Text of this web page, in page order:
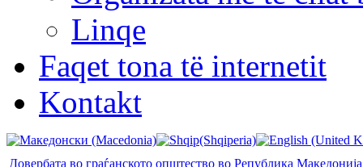
Linqe
Faqet tona të internetit
Kontakt
Довербата во граѓанското општество во Република